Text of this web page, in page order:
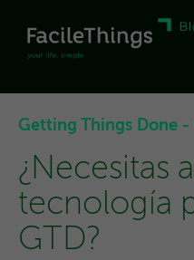
Getting Things Done -
¿Necesitas
tecnología
GTD?